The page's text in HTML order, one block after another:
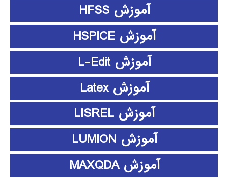
آموزش HFSS
آموزش HSPICE
آموزش L-Edit
آموزش Latex
آموزش LISREL
آموزش LUMION
آموزش MAXQDA